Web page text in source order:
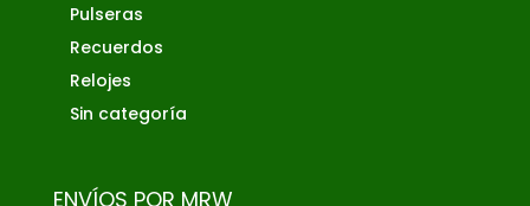
Pulseras
Recuerdos
Relojes
Sin categoría
ENVÍOS POR MRW